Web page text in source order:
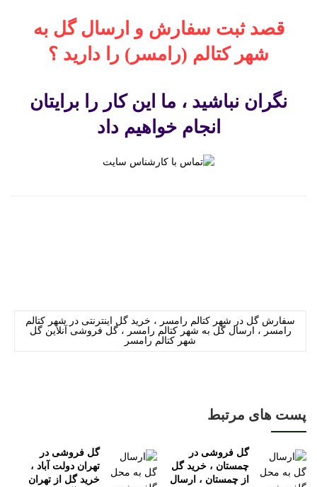
قصد ثبت سفارش و ارسال گل به
شهر کتالم (رامسر) را دارید ؟
نگران نباشید ، ما این کار را برایتان
انجام خواهیم داد
سفارش گل در شهر کتالم رامسر ، خرید گل اینترنتی در شهر کتالم
رامسر ، ارسال گل به شهر کتالم رامسر ، گل فروشی آنلاین گل
شهر کتالم رامسر
پست های مرتبط
گل فروشی در
چمستان ، خرید گل
از چمستان ، ارسال
گل فروشی در
تهران دولت آباد ،
خرید گل از تهران